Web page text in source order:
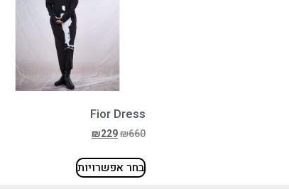
Fior Dress
₪660
₪229
בחר אפשרויות